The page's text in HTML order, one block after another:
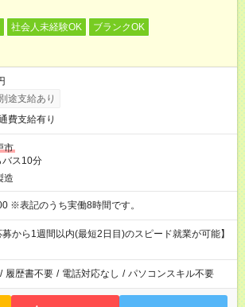
社会人未経験OK
ブランクOK
途支給あり
費支給有り
市
バス10分
造
9:00～16:00 ※表記のうち実働8時間です。
から1週間以内(最短2日目)のスピード就業が可能】
/ 履歴書不要 / 電話対応なし / パソコンスキル不要